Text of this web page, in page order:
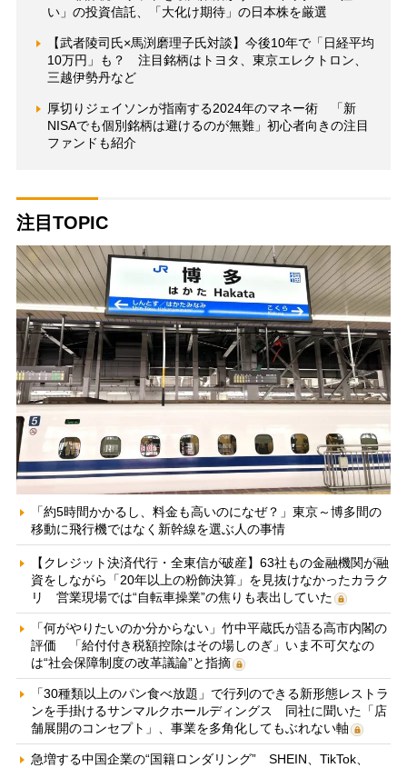
い」の投資信託、「大化け期待」の日本株を厳選
【武者陵司氏×馬渕磨理子氏対談】今後10年で「日経平均
10万円」も？ 注目銘柄はトヨタ、東京エレクトロン、
三越伊勢丹など
厚切りジェイソンが指南する2024年のマネー術 「新
NISAでも個別銘柄は避けるのが無難」初心者向きの注目
ファンドも紹介
注目TOPIC
「約5時間かかるし、料金も高いのになぜ？」東京～博多間の
移動に飛行機ではなく新幹線を選ぶ人の事情
【クレジット決済代行・全東信が破産】63社もの金融機関が融
資をしながら「20年以上の粉飾決算」を見抜けなかったカラク
リ 営業現場では“自転車操業”の焦りも表出していた
「何がやりたいのか分からない」竹中平蔵氏が語る高市内閣の
評価 「給付付き税額控除はその場しのぎ」いま不可欠なの
は“社会保障制度の改革議論”と指摘
「30種類以上のパン食べ放題」で行列のできる新形態レストラ
ンを手掛けるサンマルクホールディングス 同社に聞いた「店
舗展開のコンセプト」、事業を多角化してもぶれない軸
急増する中国企業の“国籍ロンダリング” SHEIN、TikTok、